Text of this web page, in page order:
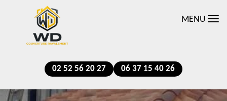
MENU
02 52 56 20 27 06 37 15 40 26